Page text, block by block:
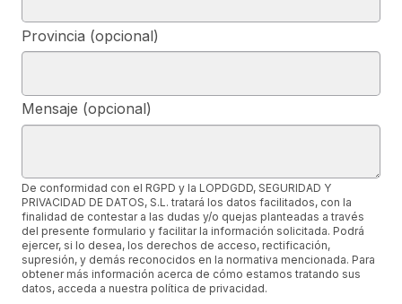
Provincia (opcional)
Mensaje (opcional)
De conformidad con el RGPD y la LOPDGDD, SEGURIDAD Y
PRIVACIDAD DE DATOS, S.L. tratará los datos facilitados, con la
finalidad de contestar a las dudas y/o quejas planteadas a través
del presente formulario y facilitar la información solicitada. Podrá
ejercer, si lo desea, los derechos de acceso, rectificación,
supresión, y demás reconocidos en la normativa mencionada. Para
obtener más información acerca de cómo estamos tratando sus
datos, acceda a nuestra política de privacidad.